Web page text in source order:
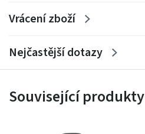
Vrácení zboží
Nejčastější dotazy
Související produkty